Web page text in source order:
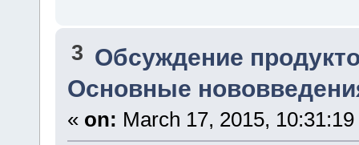
3 Обсуждение
Основные
« on: March 17, 2015,